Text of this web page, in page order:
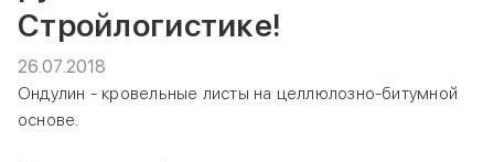
Стройлогистике!
26.07.2018
Ондулин - кровельные листы на целлюлозно-битумной
основе.